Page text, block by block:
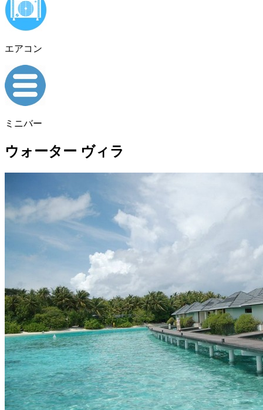
エアコン
ミニバー
ウォーター ヴィラ